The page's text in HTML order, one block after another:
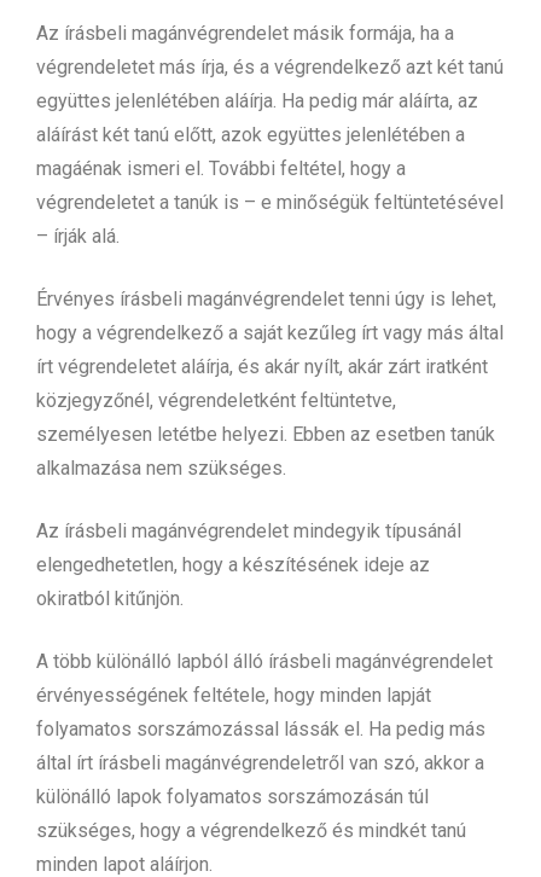
Az írásbeli magánvégrendelet másik formája, ha a
végrendeletet más írja, és a végrendelkező azt két tanú
együttes jelenlétében aláírja. Ha pedig már aláírta, az
aláírást két tanú előtt, azok együttes jelenlétében a
magáénak ismeri el. További feltétel, hogy a
végrendeletet a tanúk is – e minőségük feltüntetésével
– írják alá.
Érvényes írásbeli magánvégrendelet tenni úgy is lehet,
hogy a végrendelkező a saját kezűleg írt vagy más által
írt végrendeletet aláírja, és akár nyílt, akár zárt iratként
közjegyzőnél, végrendeletként feltüntetve,
személyesen letétbe helyezi. Ebben az esetben tanúk
alkalmazása nem szükséges.
Az írásbeli magánvégrendelet mindegyik típusánál
elengedhetetlen, hogy a készítésének ideje az
okiratból kitűnjön.
A több különálló lapból álló írásbeli magánvégrendelet
érvényességének feltétele, hogy minden lapját
folyamatos sorszámozással lássák el. Ha pedig más
által írt írásbeli magánvégrendeletről van szó, akkor a
különálló lapok folyamatos sorszámozásán túl
szükséges, hogy a végrendelkező és mindkét tanú
minden lapot aláírjon.